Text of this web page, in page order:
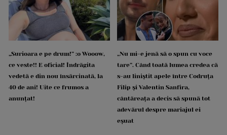
„Surioara e pe drum!” :o Wooow,
ce veste!! E oficial! Îndrăgita
vedetă e din nou însărcinată, la
40 de ani! Uite ce frumos a
anunțat!
„Nu mi-e jenă să o spun cu voce
tare”. Când toată lumea credea că
s-au liniștit apele între Codruța
Filip și Valentin Sanfira,
cântăreața a decis să spună tot
adevărul despre mariajul ei
eșuat